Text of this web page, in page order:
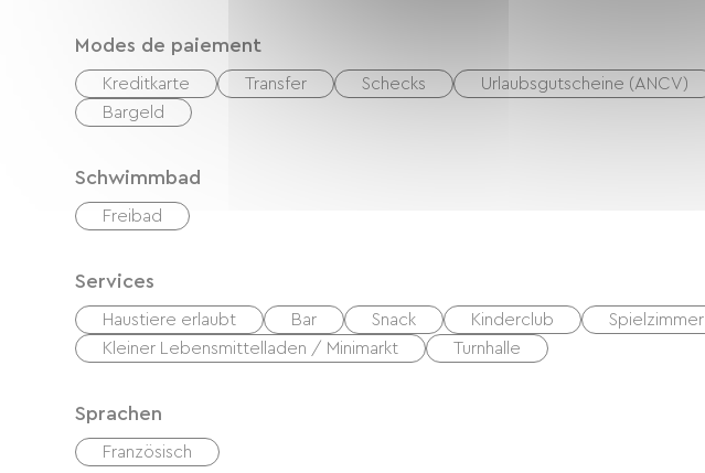
Modes de paiement
Kreditkarte Transfer Schecks Urlaubsgutscheine (ANCV)
Bargeld
Schwimmbad
Freibad
Services
Haustiere erlaubt Bar Snack Kinderclub Spielzimmer
Kleiner Lebensmittelladen / Minimarkt
Turnhalle
Sprachen
Französisch